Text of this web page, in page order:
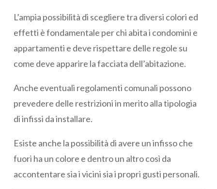
L’ampia possibilità di scegliere tra diversi colori ed
effetti è fondamentale per chi abita i condomini e
appartamenti e deve rispettare delle regole su
come deve apparire la facciata dell’abitazione.
Anche eventuali regolamenti comunali possono
prevedere delle restrizioni in merito alla tipologia
di infissi da installare.
Esiste anche la possibilità di avere un infisso che
fuori ha un colore e dentro un altro così da
accontentare sia i vicini sia i propri gusti personali.